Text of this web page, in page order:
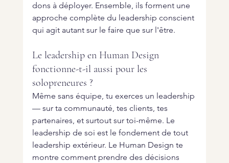
dons à déployer. Ensemble, ils forment une
approche complète du leadership conscient
qui agit autant sur le faire que sur l'être.
Le leadership en Human Design
fonctionne-t-il aussi pour les
solopreneures ?
Même sans équipe, tu exerces un leadership
— sur ta communauté, tes clients, tes
partenaires, et surtout sur toi-même. Le
leadership de soi est le fondement de tout
leadership extérieur. Le Human Design te
montre comment prendre des décisions